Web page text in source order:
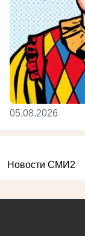
05.08.2026
Новости СМИ2